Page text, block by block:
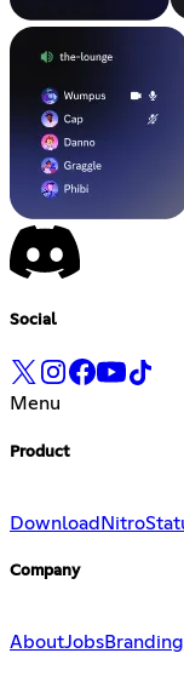
Social
Menu
Product
Download Nitro
Company
AboutJobsBranding